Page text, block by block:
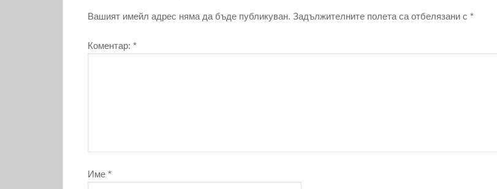
Вашият имейл адрес няма да бъде публикуван. Задължителните полета са отбелязани с *
Коментар: *
Име *